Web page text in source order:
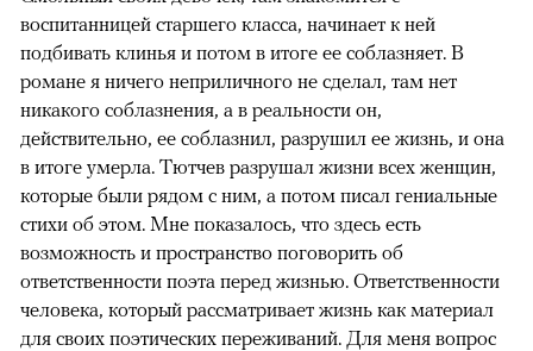
воспитанницей старшего класса, начинает к ней
подбивать клинья и потом в итоге ее соблазняет. В
романе я ничего неприличного не сделал, там нет
никакого соблазнения, а в реальности он,
действительно, ее соблазнил, разрушил ее жизнь, и она
в итоге умерла. Тютчев разрушал жизни всех женщин,
которые были рядом с ним, а потом писал гениальные
стихи об этом. Мне показалось, что здесь есть
возможность и пространство поговорить об
ответственности поэта перед жизнью. Ответственности
человека, который рассматривает жизнь как материал
для своих поэтических переживаний. Для меня вопрос